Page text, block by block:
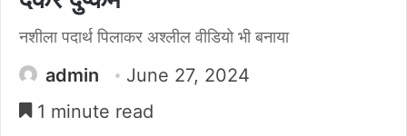
नशीला पदार्थ पिलाकर अश्लील वीडियो भी बनाया
admin
June 27, 2024
1 minute read